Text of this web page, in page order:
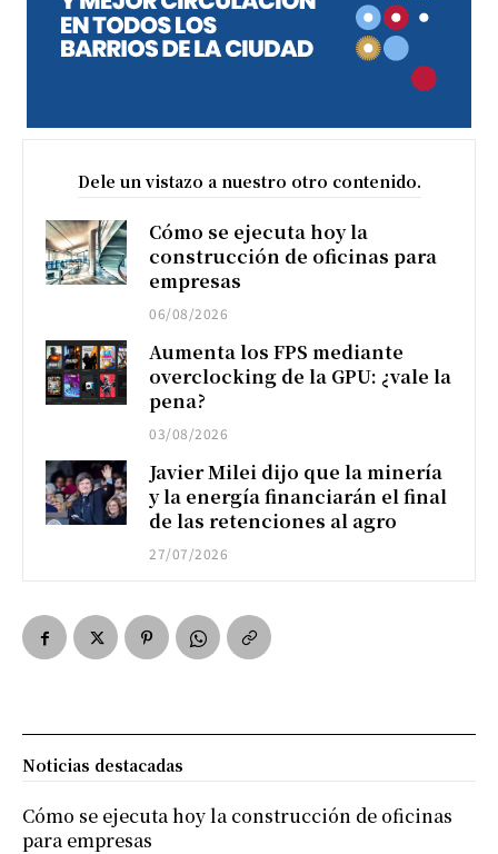
Dele un vistazo a nuestro otro contenido.
Cómo se ejecuta hoy la
construcción de oficinas para
empresas
06/08/2026
Aumenta los FPS mediante
overclocking de la GPU: ¿vale la
pena?
03/08/2026
Javier Milei dijo que la minería
y la energía financiarán el final
de las retenciones al agro
27/07/2026
Noticias destacadas
Cómo se ejecuta hoy la construcción de oficinas
para empresas